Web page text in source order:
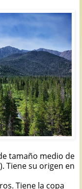
tamaño medio de
Tiene su origen en
Tiene la copa